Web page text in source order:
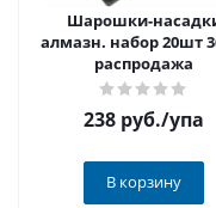
Шарошки-
алмазн. набор 20шт 36485
распродажа
238 руб./упа
В корзину